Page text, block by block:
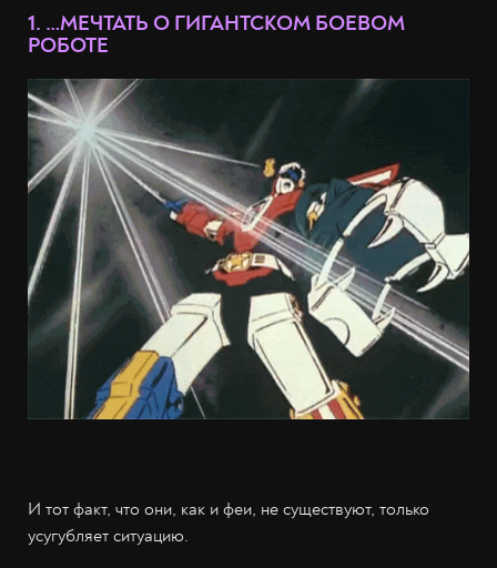
1. …МЕЧТАТЬ О ГИГАНТСКОМ БОЕВОМ
РОБОТЕ
И тот факт, что они, как и феи, не существуют, только
усугубляет ситуацию.